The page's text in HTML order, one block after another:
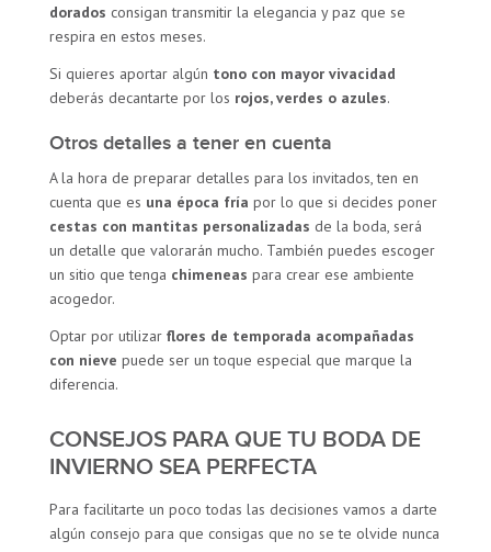
dorados consigan transmitir la elegancia y paz que se
respira en estos meses.
Si quieres aportar algún tono con mayor vivacidad
deberás decantarte por los rojos, verdes o azules.
Otros detalles a tener en cuenta
A la hora de preparar detalles para los invitados, ten en
cuenta que es una época fría por lo que si decides poner
cestas con mantitas personalizadas de la boda, será
un detalle que valorarán mucho. También puedes escoger
un sitio que tenga chimeneas para crear ese ambiente
acogedor.
Optar por utilizarflores de temporada acompañadas
con nieve puede ser un toque especial que marque la
diferencia.
CONSEJOS PARA QUE TU BODA DE
INVIERNO SEA PERFECTA
Para facilitarte un poco todas las decisiones vamos a darte
algún consejo para que consigas que no se te olvide nunca